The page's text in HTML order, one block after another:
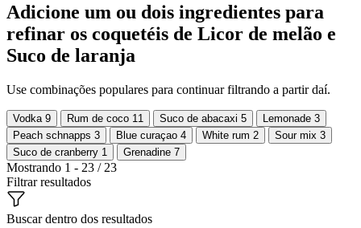
Adicione um ou dois ingredientes para
refinar os coquetéis de Licor de melão e
Suco de laranja
Use combinações populares para continuar filtrando a partir daí.
Vodka 9 Rum de coco 11 Suco de abacaxi 5 Lemonade 3
Peach schnapps 3 Blue curaçao 4 White rum 2 Sour mix 3
Suco de cranberry 1 Grenadine 7
Mostrando 1 - 23 / 23
Filtrar resultados
Buscar dentro dos resultados